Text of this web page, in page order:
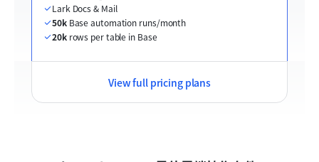
Lark Docs & Mail
50k Base automation runs/month
20k rows per table in Base
View full pricing plans